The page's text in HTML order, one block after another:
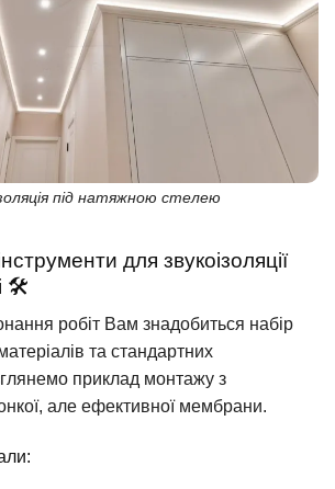
під натяжною стелею
для звукоізоляції
🛠️
робіт Вам знадобиться набір
та стандартних
приклад монтажу з
але ефективної мембрани.